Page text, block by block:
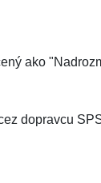
ako
dopravcu